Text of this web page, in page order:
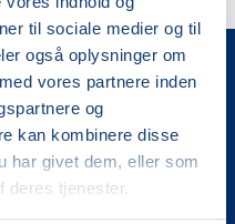
til sociale medier og til
også oplysninger om
vores partnere inden
og
kan kombinere disse
har givet dem, eller som
deres tjenester.